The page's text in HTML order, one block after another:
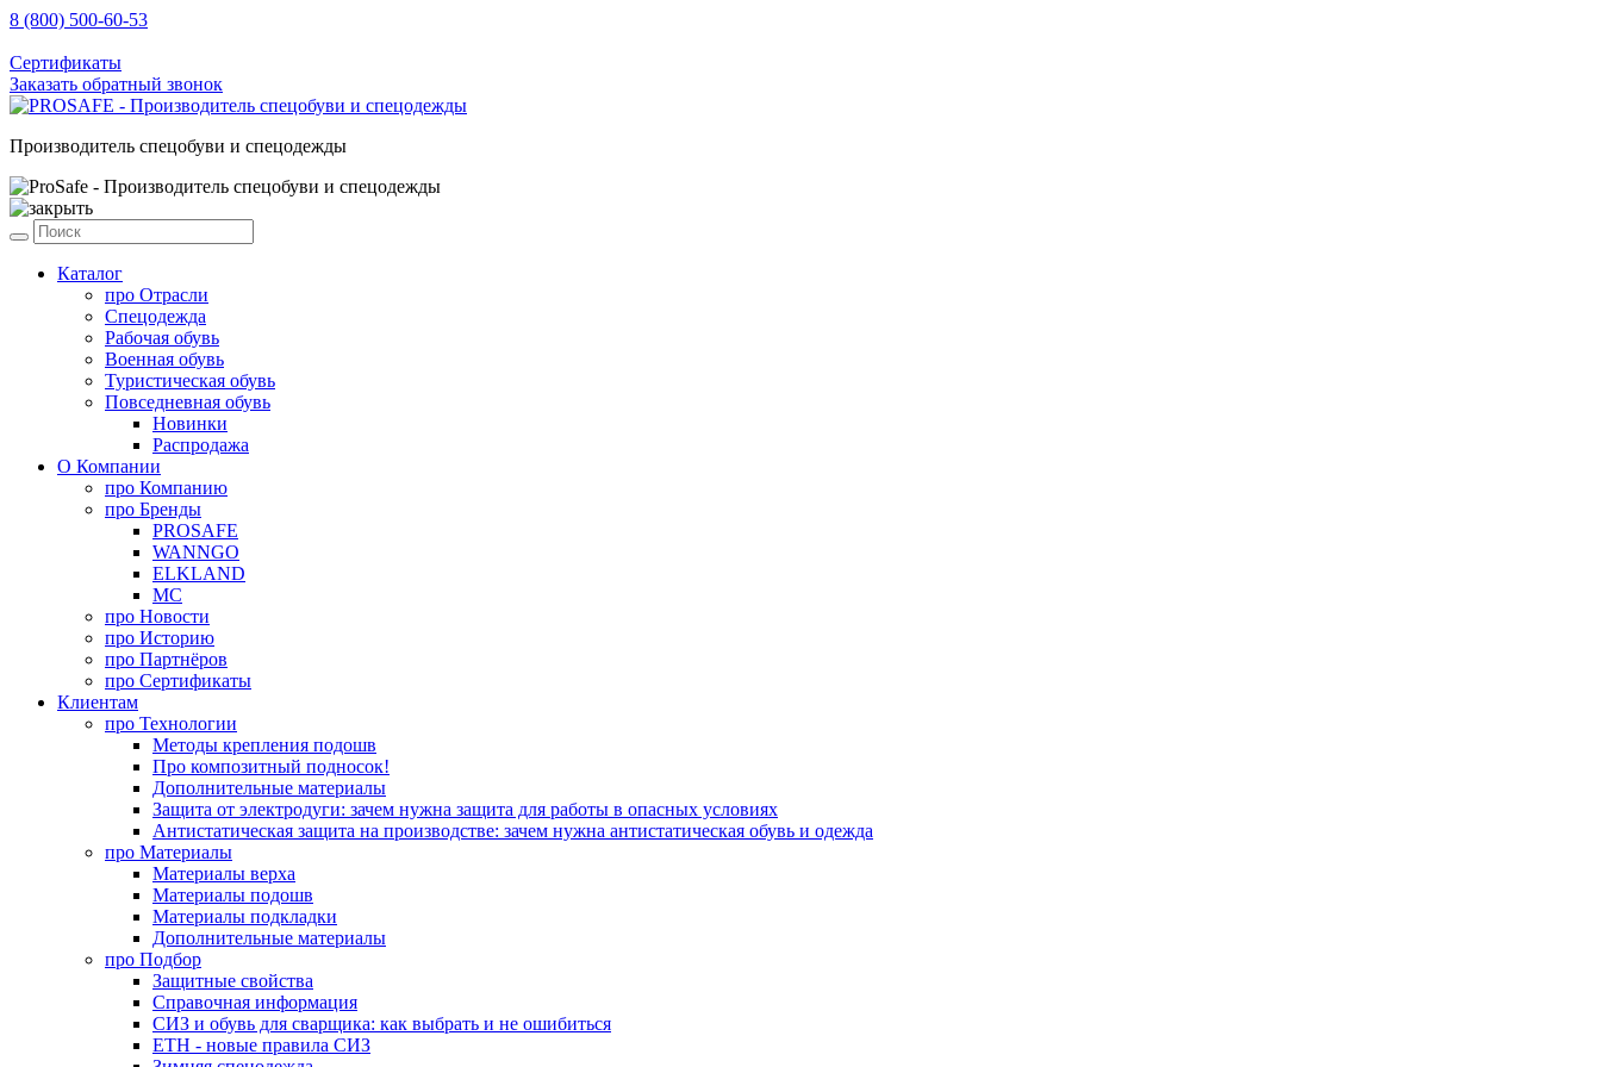
8 (800) 500-60-53
Сертификаты
Заказать обратный звонок
Производитель спецобуви и спецодежды
Каталог
про Отрасли
Спецодежда
Рабочая обувь
Военная обувь
Туристическая обувь
Повседневная обувь
Новинки
Распродажа
О Компании
про Компанию
про Бренды
PROSAFE
WANNGO
ELKLAND
MC
про Новости
про Историю
про Партнёров
про Сертификаты
Клиентам
про Технологии
Методы крепления подошв
Про композитный подносок!
Дополнительные материалы
Защита от электродуги: зачем нужна защита для работы в опасных условиях
Антистатическая защита на производстве: зачем нужна антистатическая обувь и одежда
про Материалы
Материалы верха
Материалы подошв
Материалы подкладки
Дополнительные материалы
про Подбор
Защитные свойства
Справочная информация
СИЗ и обувь для сварщика: как выбрать и не ошибиться
ЕТН - новые правила СИЗ